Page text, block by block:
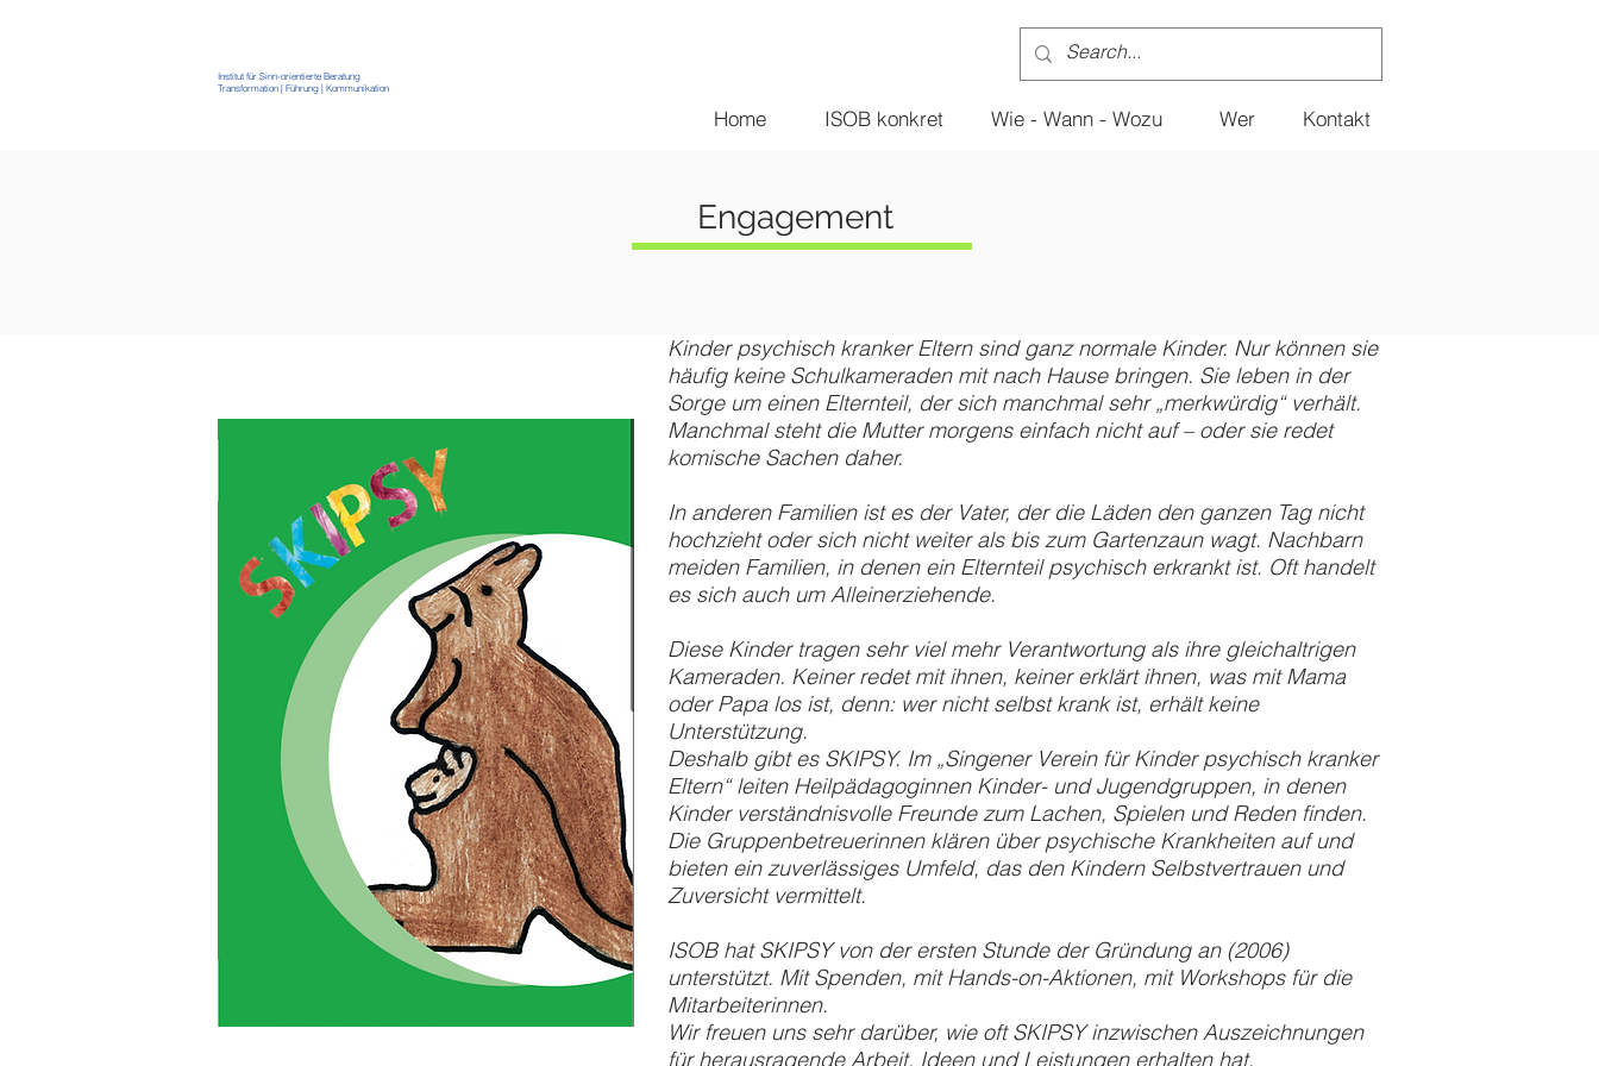
Institut für Sinn-orientierte Beratung
Transformation | Führung | Kommunikation
Home ISOB konkret Wie - Wann - Wozu Wer Kontakt
Engagement
Kinder psychisch kranker Eltern sind ganz normale Kinder. Nur können sie
häufig keine Schulkameraden mit nach Hause bringen. Sie leben in der
Sorge um einen Elternteil, der sich manchmal sehr „merkwürdig“ verhält.
Manchmal steht die Mutter morgens einfach nicht auf – oder sie redet
komische Sachen daher.
In anderen Familien ist es der Vater, der die Läden den ganzen Tag nicht
hochzieht oder sich nicht weiter als bis zum Gartenzaun wagt. Nachbarn
meiden Familien, in denen ein Elternteil psychisch erkrankt ist. Oft handelt
es sich auch um Alleinerziehende.
Diese Kinder tragen sehr viel mehr Verantwortung als ihre gleichaltrigen
Kameraden. Keiner redet mit ihnen, keiner erklärt ihnen, was mit Mama
oder Papa los ist, denn: wer nicht selbst krank ist, erhält keine
Unterstützung.
Deshalb gibt es SKIPSY. Im „Singener Verein für Kinder psychisch kranker
Eltern“ leiten Heilpädagoginnen Kinder- und Jugendgruppen, in denen
Kinder verständnisvolle Freunde zum Lachen, Spielen und Reden finden.
Die Gruppenbetreuerinnen klären über psychische Krankheiten auf und
bieten ein zuverlässiges Umfeld, das den Kindern Selbstvertrauen und
Zuversicht vermittelt.
ISOB hat SKIPSY von der ersten Stunde der Gründung an (2006)
unterstützt. Mit Spenden, mit Hands-on-Aktionen, mit Workshops für die
Mitarbeiterinnen.
Wir freuen uns sehr darüber, wie oft SKIPSY inzwischen Auszeichnungen
für herausragende Arbeit, Ideen und Leistungen erhalten hat.